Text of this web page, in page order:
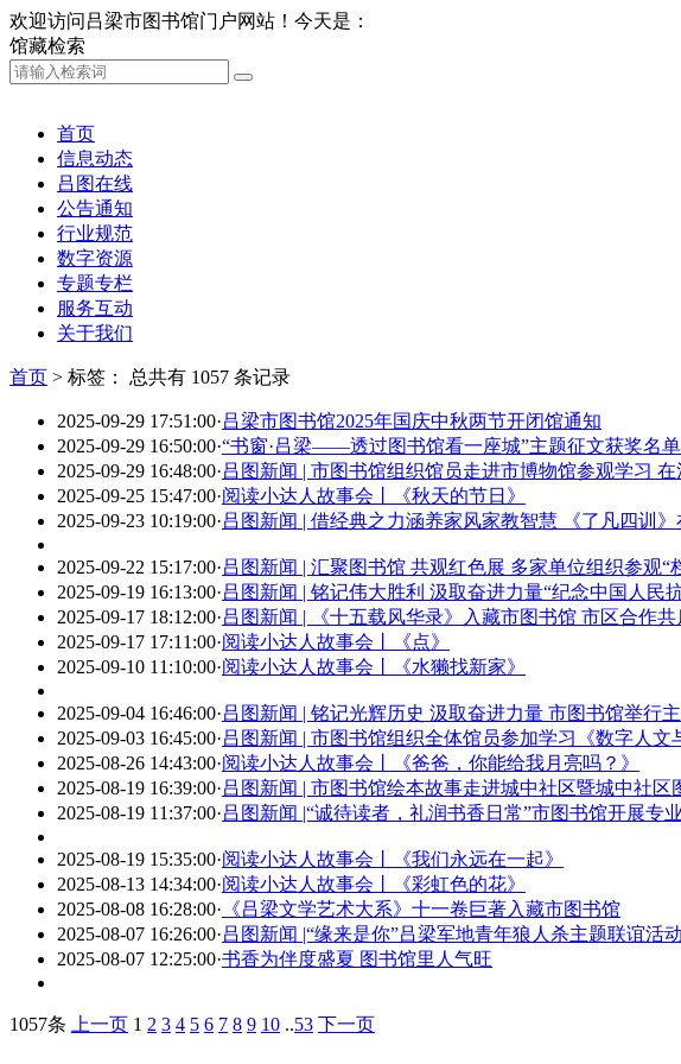
欢迎访问吕梁市图书馆门户网站！今天是：
馆藏检索
首页
信息动态
吕图在线
公告通知
行业规范
数字资源
专题专栏
服务互动
关于我们
首页 > 标签： 总共有 1057 条记录
2025-09-29 17:51:00·吕梁市图书馆2025年国庆中秋两节开闭馆通知
2025-09-29 16:50:00·“书窗·吕梁——透过图书馆看一座城”主题征文获奖名
2025-09-29 16:48:00·吕图新闻 | 市图书馆组织馆员走进市博物馆参观学习
2025-09-25 15:47:00·阅读小达人故事会丨《秋天的节日》
2025-09-23 10:19:00·吕图新闻 | 借经典之力涵养家风家教智慧 《了凡四训
2025-09-22 15:17:00·吕图新闻 | 汇聚图书馆 共观红色展 多家单位组织参观“
2025-09-19 16:13:00·吕图新闻 | 铭记伟大胜利 汲取奋进力量“纪念中国人民
2025-09-17 18:12:00·吕图新闻 | 《十五载风华录》入藏市图书馆 市区合作
2025-09-17 17:11:00·阅读小达人故事会丨《点》
2025-09-10 11:10:00·阅读小达人故事会丨《水獭找新家》
2025-09-04 16:46:00·吕图新闻 | 铭记光辉历史 汲取奋进力量 市图书馆举行
2025-09-03 16:45:00·吕图新闻 | 市图书馆组织全体馆员参加学习《数字人
2025-08-26 14:43:00·阅读小达人故事会丨《爸爸，你能给我月亮吗？》
2025-08-19 16:39:00·吕图新闻 | 市图书馆绘本故事走进城中社区暨城中社区
2025-08-19 11:37:00·吕图新闻 |“诚待读者，礼润书香日常”市图书馆开展专
2025-08-19 15:35:00·阅读小达人故事会丨《我们永远在一起》
2025-08-13 14:34:00·阅读小达人故事会丨《彩虹色的花》
2025-08-08 16:28:00· 《吕梁文学艺术大系》十一卷巨著入藏市图书馆
2025-08-07 16:26:00·吕图新闻 |“缘来是你”吕梁军地青年狼人杀主题联谊活动
2025-08-07 12:25:00·书香为伴度盛夏 图书馆里人气旺
1057条 上一页 1 2 3 4 5 6 7 8 9 10 ..53 下一页